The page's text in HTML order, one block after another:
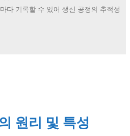
다 기록할 수 있어 생산 공정의 추적성
원리 및 특성